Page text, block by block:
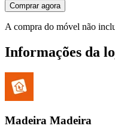
Comprar agora
A compra do móvel não
Informações da
Madeira Madeira